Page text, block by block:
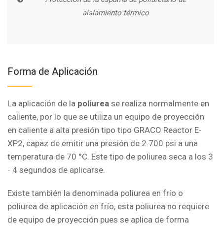
aislamiento térmico
Forma de Aplicación
La aplicación de la poliurea se realiza normalmente en
caliente, por lo que se utiliza un equipo de proyección
en caliente a alta presión tipo tipo GRACO Reactor E-
XP2, capaz de emitir una presión de 2.700 psi a una
temperatura de 70 °C. Este tipo de poliurea seca a los 3
- 4 segundos de aplicarse.
Existe también la denominada poliurea en frío o
poliurea de aplicación en frío, esta poliurea no requiere
de equipo de proyección pues se aplica de forma